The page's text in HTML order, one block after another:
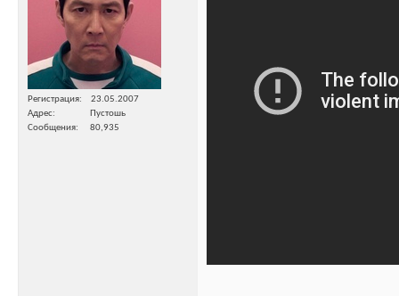
Регистрация
23.05.2007
Адрес
Пустошь
Сообщения
80,935